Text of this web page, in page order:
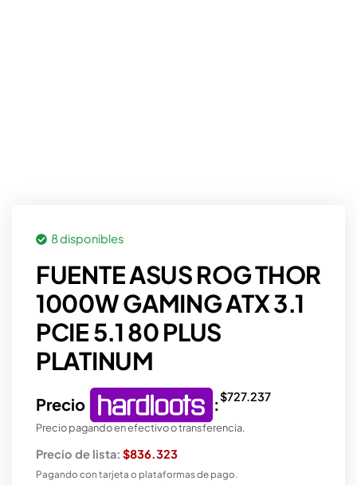
8 disponibles
FUENTE ASUS ROG THOR
1000W GAMING ATX 3.1
PCIE 5.1 80 PLUS
PLATINUM
Precio :$727.237
Precio pagando en efectivo o transferencia.
Precio de lista: $836.323
Pagando con tarjeta o plataformas de pago.